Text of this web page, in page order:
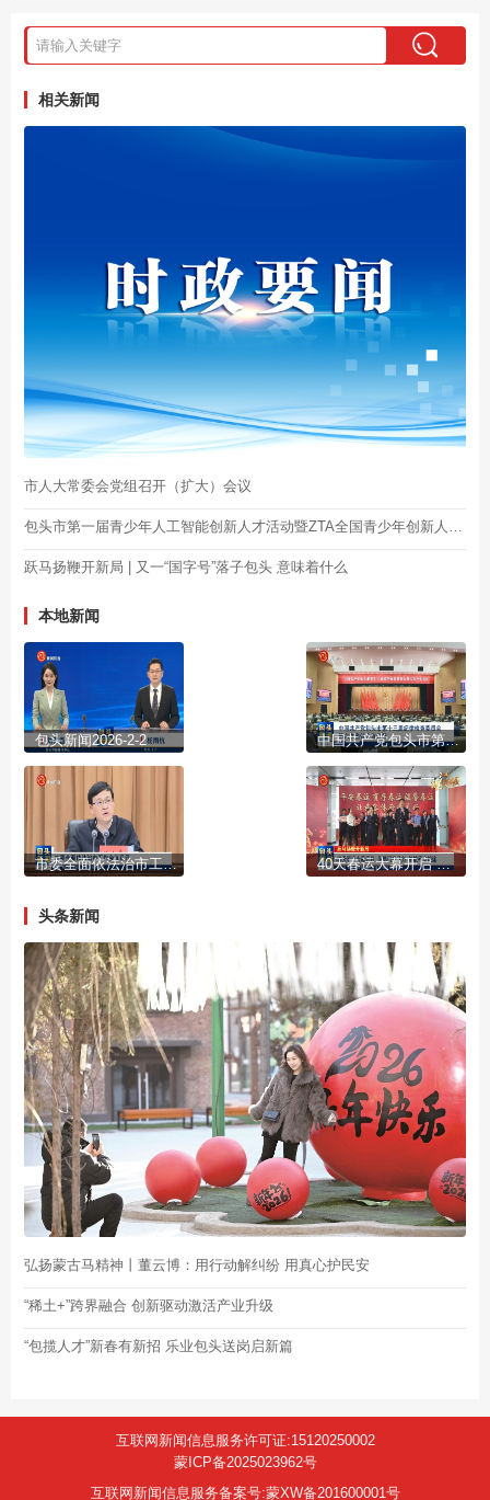
相关新闻
市人大常委会党组召开（扩大）会议
跃马扬鞭开新局 | 又一“国字号”落子包头 意味着什么
本地新闻
包头新闻2026-2-2 中国共产党包头市第十三届纪律检查委员会第六次全体会议公报
市委全面依法治市工作会议召开 40天春运大幕开启 多部门齐发力 护航平安旅途
头条新闻
弘扬蒙古马精神丨董云博：用行动解纠纷 用真心护民安
“稀土+”跨界融合 创新驱动激活产业升级
“包揽人才”新春有新招 乐业包头送岗启新篇
互联网新闻信息服务许可证:15120250002
蒙ICP备2025023962号
互联网新闻信息服务备案号:蒙XW备201600001号